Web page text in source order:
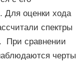
Для оценки хода
спектры
При сравнении
черты